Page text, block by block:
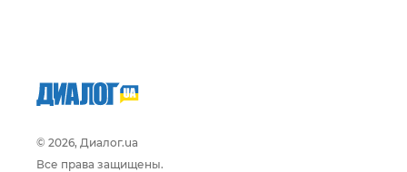
© 2026, Диалог.ua
Все права защищены.